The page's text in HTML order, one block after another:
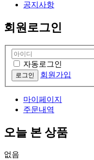
공지사항
회원로그인
자동로그인
회원가입
마이페이지
주문내역
오늘 본 상품
없음